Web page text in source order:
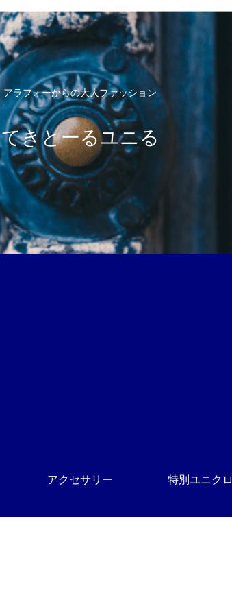
アラフォーからの大人ファッション
てきとーるユニる
アクセサリー 特別ユニクロ